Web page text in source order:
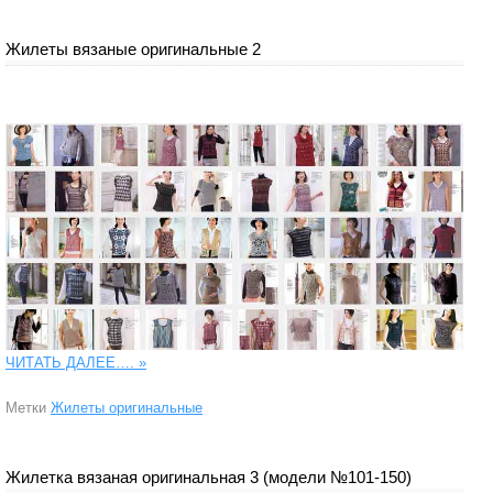
Жилеты вязаные оригинальные 2
ЧИТАТЬ ДАЛЕЕ…. »
Метки Жилеты оригинальные
Жилетка вязаная оригинальная 3 (модели №101-150)